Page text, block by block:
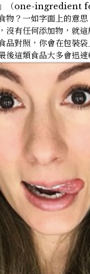
」（one-ingredient
物？一如字面上的意
有任何添加物，就這
品對照，你會在包裝
後這類食品大多會迅